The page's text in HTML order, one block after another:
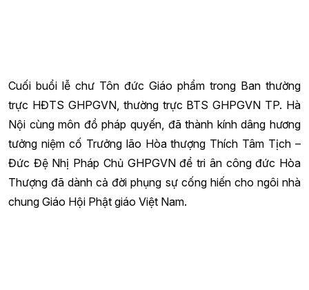
Cuối buổi lễ chư Tôn đức Giáo phẩm trong Ban thường
trực HĐTS GHPGVN, thường trực BTS GHPGVN TP. Hà
Nội cùng môn đồ pháp quyến, đã thành kính dâng hương
tưởng niệm cố Trưởng lão Hòa thượng Thích Tâm Tịch –
Đức Đệ Nhị Pháp Chủ GHPGVN để tri ân công đức Hòa
Thượng đã dành cả đời phụng sự cống hiến cho ngôi nhà
chung Giáo Hội Phật giáo Việt Nam.